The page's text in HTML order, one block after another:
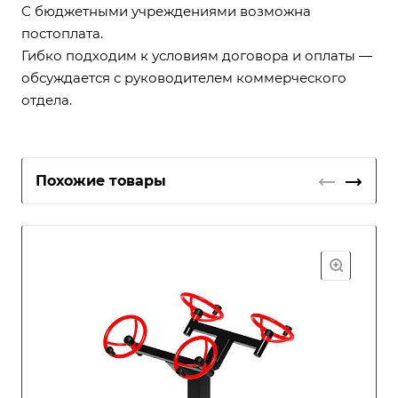
С бюджетными учреждениями возможна
постоплата.
Гибко подходим к условиям договора и оплаты —
обсуждается с руководителем коммерческого
отдела.
Похожие товары